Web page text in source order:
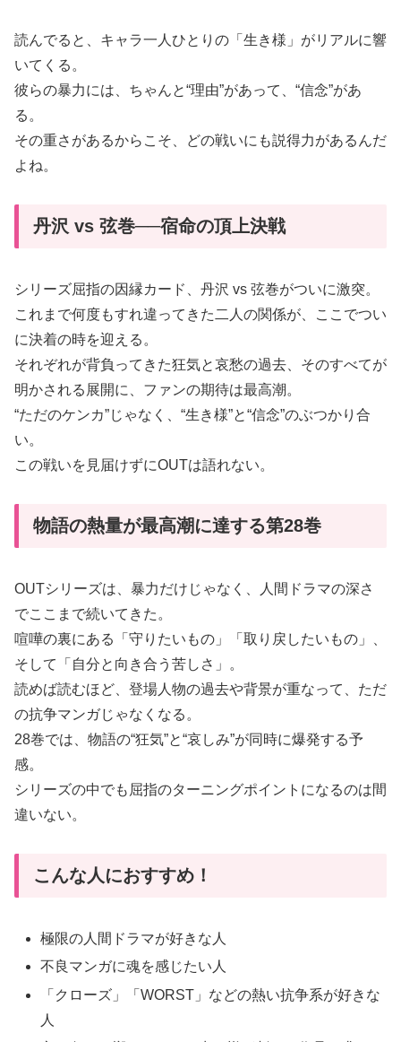
読んでると、キャラ一人ひとりの「生き様」がリアルに響
いてくる。
彼らの暴力には、ちゃんと“理由”があって、“信念”があ
る。
その重さがあるからこそ、どの戦いにも説得力があるんだ
よね。
丹沢 vs 弦巻──宿命の頂上決戦
シリーズ屈指の因縁カード、丹沢 vs 弦巻がついに激突。
これまで何度もすれ違ってきた二人の関係が、ここでつい
に決着の時を迎える。
それぞれが背負ってきた狂気と哀愁の過去、そのすべてが
明かされる展開に、ファンの期待は最高潮。
“ただのケンカ”じゃなく、“生き様”と“信念”のぶつかり合
い。
この戦いを見届けずにOUTは語れない。
物語の熱量が最高潮に達する第28巻
OUTシリーズは、暴力だけじゃなく、人間ドラマの深さ
でここまで続いてきた。
喧嘩の裏にある「守りたいもの」「取り戻したいもの」、
そして「自分と向き合う苦しさ」。
読めば読むほど、登場人物の過去や背景が重なって、ただ
の抗争マンガじゃなくなる。
28巻では、物語の“狂気”と“哀しみ”が同時に爆発する予
感。
シリーズの中でも屈指のターニングポイントになるのは間
違いない。
こんな人におすすめ！
極限の人間ドラマが好きな人
不良マンガに魂を感じたい人
「クローズ」「WORST」などの熱い抗争系が好きな
人